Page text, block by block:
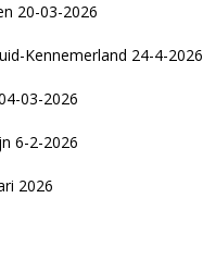
20-03-2026
Kennemerland 24-4-2026
03-2026
6-2-2026
2026